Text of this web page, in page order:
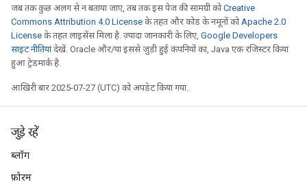
जब तक कुछ अलग से न बताया जाए, तब तक इस पेज की सामग्री कोCreative
Commons Attribution 4.0 License के तहत और कोड के नमूनों कोApache 2.0
License के तहत लाइसेंस मिला है. ज़्यादा जानकारी के लिए, Google Developers
साइट नीतियांदेखें. Oracle और/या इससे जुड़ी हुई कंपनियों का, Java एक रजिस्टर किया
हुआ ट्रेडमार्क है.
आखिरी बार 2025-07-27 (UTC) को अपडेट किया गया.
जुड़े रहें
ब्लॉग
फ़ोरम